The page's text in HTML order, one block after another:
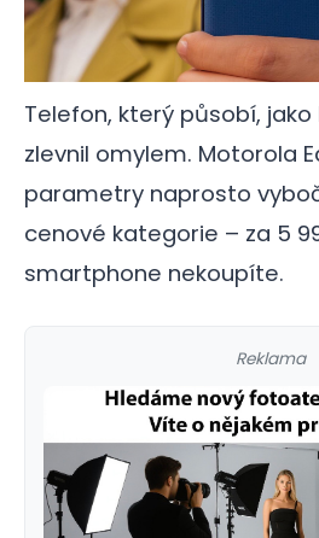
Telefon, který působí, jako
zlevnil omylem. Motorola
parametry naprosto
cenové kategorie – za 5
smartphone nekoupíte.
Reklama